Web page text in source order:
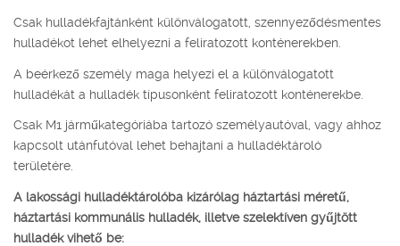
Csak hulladékfajtánként különválogatott, szennyeződésmentes
hulladékot lehet elhelyezni a feliratozott konténerekben.
A beérkező személy maga helyezi el a különválogatott
hulladékát a hulladék típusonként feliratozott konténerekbe.
Csak M1 járműkategóriába tartozó személyautóval, vagy ahhoz
kapcsolt utánfutóval lehet behajtani a hulladéktároló
területére.
A lakossági hulladéktárolóba kizárólag háztartási méretű,
háztartási kommunális hulladék, illetve szelektíven gyűjtött
hulladék vihető be: